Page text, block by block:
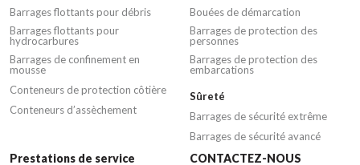
Barrages flottants pour débris
Barrages flottants pour
hydrocarbures
Barrages de confinement en
mousse
Conteneurs de protection côtière
Conteneurs d’assèchement
Bouées de démarcation
Barrages de protection des
personnes
Barrages de protection des
embarcations
Sûreté
Barrages de sécurité extrême
Barrages de sécurité avancé
Prestations de service CONTACTEZ-NOUS